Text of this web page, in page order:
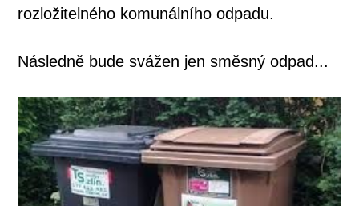
rozložitelného komunálního odpadu.
Následně bude svážen jen směsný odpad...